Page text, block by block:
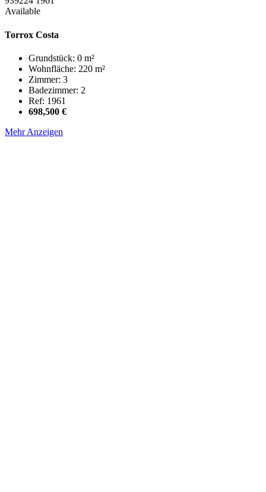
Available
Torrox Costa
Grundstück: 0 m²
Wohnfläche: 220 m²
Zimmer: 3
Badezimmer: 2
Ref: 1961
698,500 €
Mehr Anzeigen